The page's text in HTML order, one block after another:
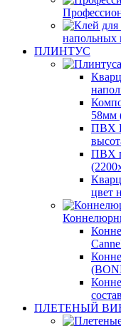
напольных
ПЛИНТУС
58мм
ПВХ
ПВХ
цвет
ПЛЕТЕНЫЙ